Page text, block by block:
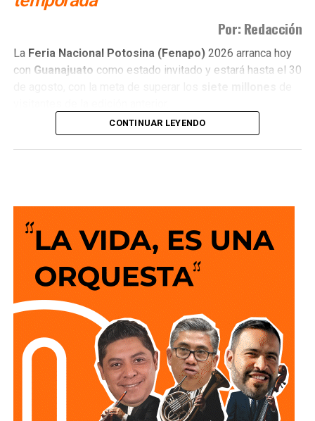
Por: Redacción
La Feria Nacional Potosina (Fenapo)2026 arranca hoy
con Guanajuato como estado invitado y estará hasta el 30
Daniela Alejandra Alonso Barrón, presidenta de la
Asociación Mexicana de Agencias de Viajes (AMAV)
Alonso explicó que hay viajeros reservando estancias de
al menos una noche. Además de la Fenapo, invitó a
conocer las cuatro regiones del estado con estancias de
CONTINUAR LEYENDO